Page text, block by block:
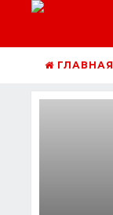
ГЛАВНАЯ